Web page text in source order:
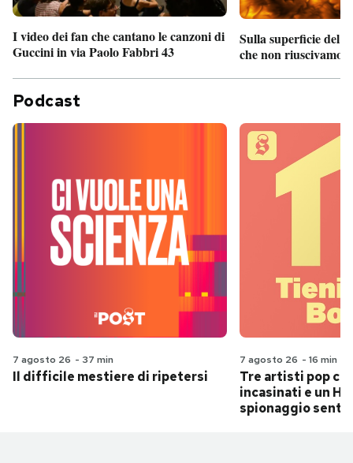
I video dei fan che cantano le canzoni di
Guccini in via Paolo Fabbri 43
Sulla superficie del
che non riuscivamo
Podcast
7 agosto 26 - 37 min
Il difficile mestiere di ripetersi
7 agosto 26 - 16 min
Tre artisti pop
incasinati e un
spionaggio